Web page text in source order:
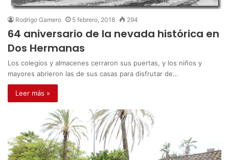
Rodrigo Gamero 5 febrero, 2018 294
64 aniversario de la nevada histórica en
Dos Hermanas
Los colegios y almacenes cerraron sus puertas, y los niños y
mayores abrieron las de sus casas para disfrutar de…
Leer más »